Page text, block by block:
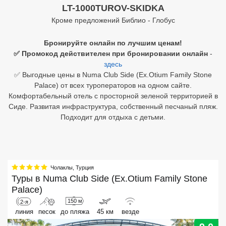
LT-1000TUROV-SKIDKA
Кроме предложений Библио - Глобус
Бронируйте онлайн по лучшим ценам!
✅ Промокод действителен при бронировании онлайн -
здесь
✅ Выгодные цены в Numa Club Side (Ex.Otium Family Stone
Palace) от всех туроператоров на одном сайте.
Комфортабельный отель с просторной зеленой территорией в
Сиде. Развитая инфраструктура, собственный песчаный пляж.
Подходит для отдыха с детьми.
Чолаклы, Турция
Туры в Numa Club Side (Ex.Otium Family Stone
Palace)
2-я
линия песок
150 м
до пляжа 45 км везде
Шри Ланка
Бали
Вьетнам
Занзибар
Абхазия
Большой Сочи